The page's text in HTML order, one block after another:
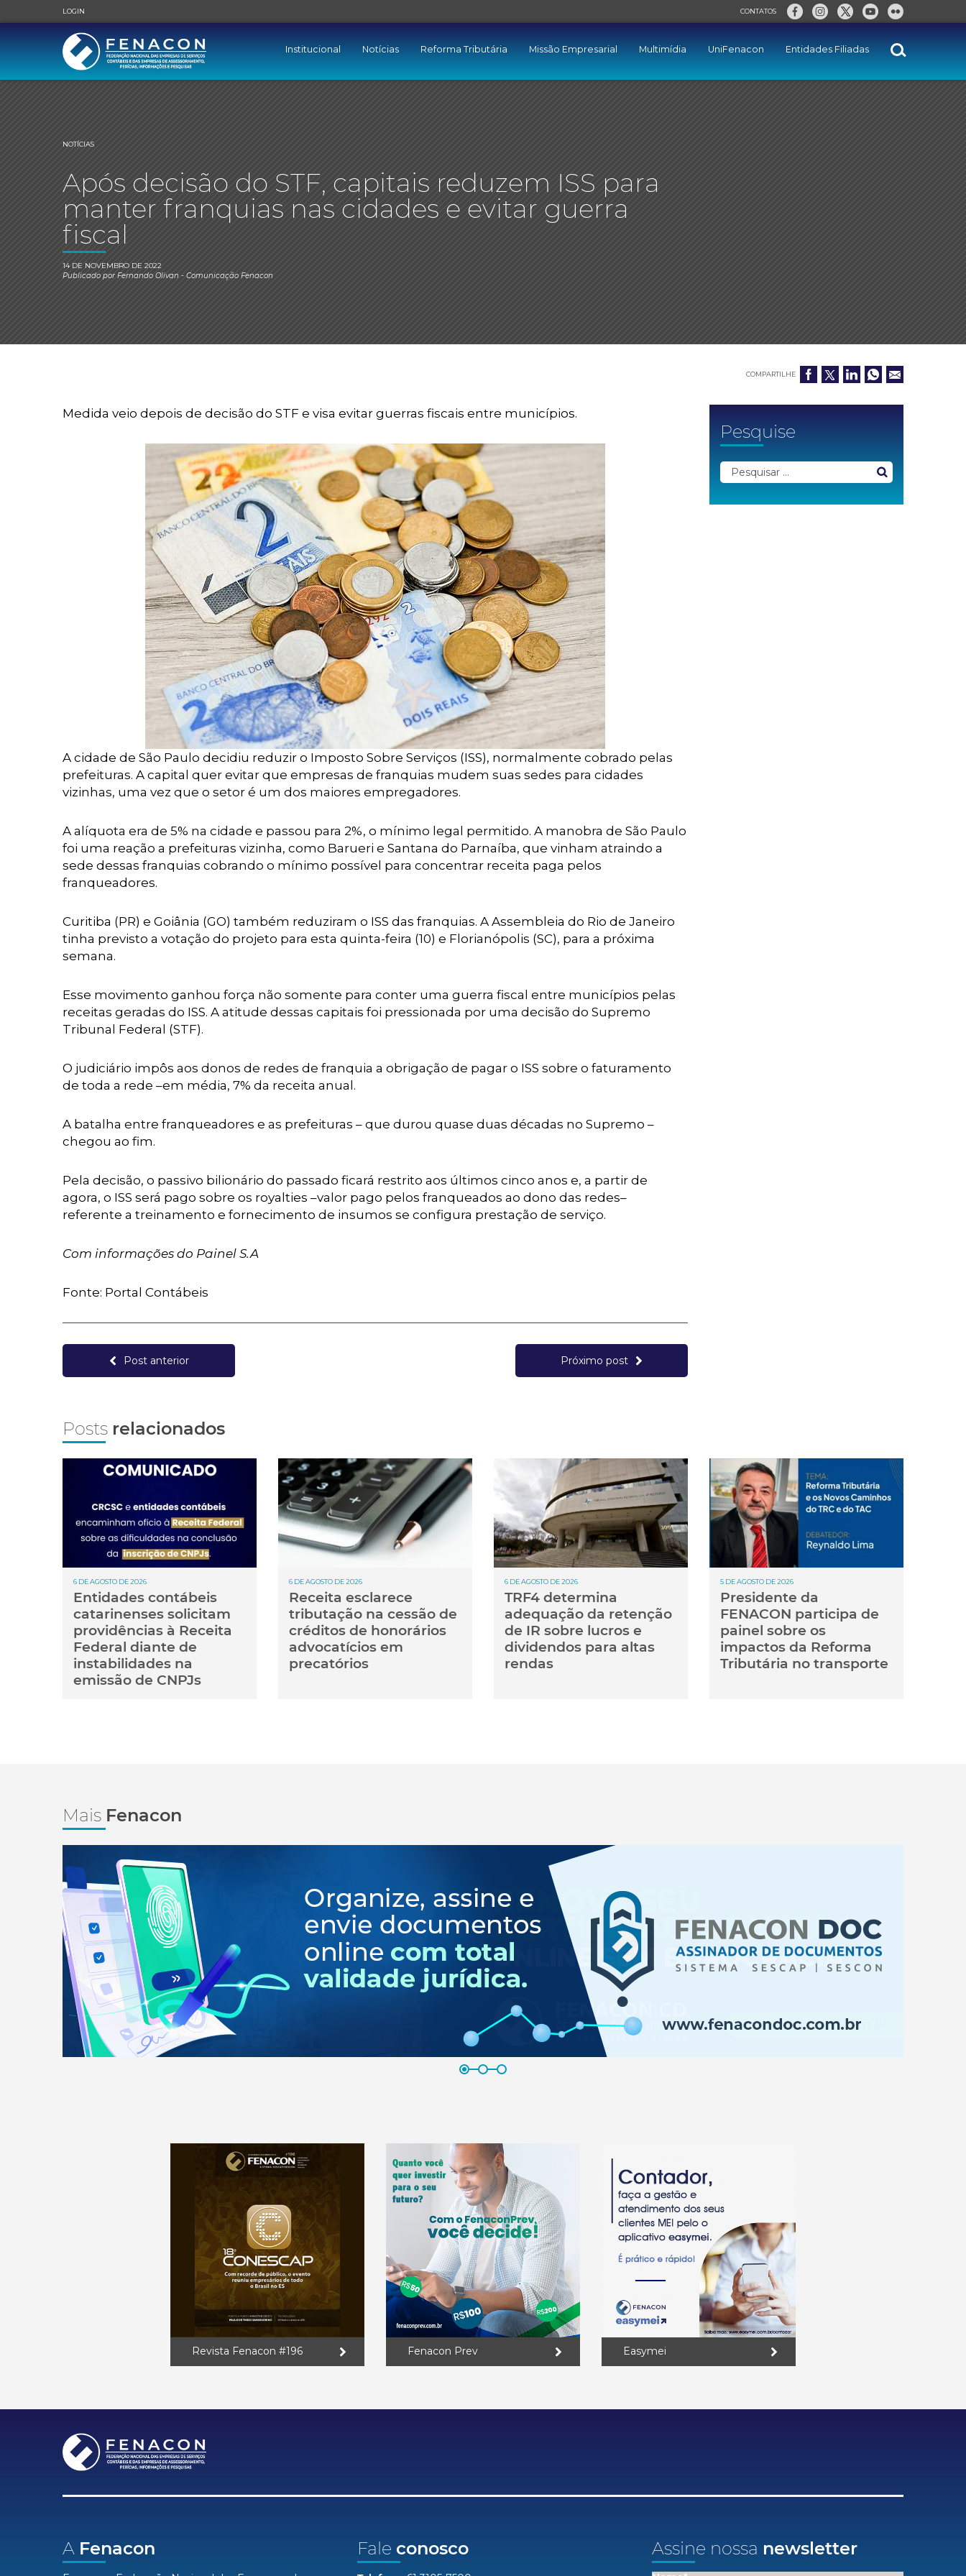
LOGIN CONTATOS
Institucional Notícias Reforma Tributária Missão Empresarial Multimídia UniFenacon Entidades Filiadas
NOTÍCIAS
Após decisão do STF, capitais reduzem ISS para
manter franquias nas cidades e evitar guerra
fiscal
14 DE NOVEMBRO DE 2022
Publicado porFernando Olivan- Comunicação Fenacon
COMPARTILHE
Medida veio depois de decisão do STF e visa evitar guerras fiscais entre municípios.
A cidade de São Paulo decidiu reduzir o Imposto Sobre Serviços (ISS), normalmente cobrado pelas
prefeituras. A capital quer evitar que empresas de franquias mudem suas sedes para cidades
vizinhas, uma vez que o setor é um dos maiores empregadores.
A alíquota era de 5% na cidade e passou para 2%, o mínimo legal permitido. A manobra de São Paulo
foi uma reação a prefeituras vizinha, como Barueri e Santana do Parnaíba, que vinham atraindo a
sede dessas franquias cobrando o mínimo possível para concentrar receita paga pelos
franqueadores.
Curitiba (PR) e Goiânia (GO) também reduziram o ISS das franquias. A Assembleia do Rio de Janeiro
tinha previsto a votação do projeto para esta quinta-feira (10) e Florianópolis (SC), para a próxima
semana.
Esse movimento ganhou força não somente para conter uma guerra fiscal entre municípios pelas
receitas geradas do ISS. A atitude dessas capitais foi pressionada por uma decisão do Supremo
Tribunal Federal (STF).
O judiciário impôs aos donos de redes de franquia a obrigação de pagar o ISS sobre o faturamento
de toda a rede –em média, 7% da receita anual.
A batalha entre franqueadores e as prefeituras – que durou quase duas décadas no Supremo –
chegou ao fim.
Pela decisão, o passivo bilionário do passado ficará restrito aos últimos cinco anos e, a partir de
agora, o ISS será pago sobre os royalties –valor pago pelos franqueados ao dono das redes–
referente a treinamento e fornecimento de insumos se configura prestação de serviço.
Com informações do Painel S.A
Fonte: Portal Contábeis
Post anterior Próximo post
Pesquise
Posts relacionados
6 DE AGOSTO DE 2026
Entidades contábeis
catarinenses solicitam
providências à Receita
Federal diante de
instabilidades na
emissão de CNPJs
6 DE AGOSTO DE 2026
Receita esclarece
tributação na cessão de
créditos de honorários
advocatícios em
precatórios
6 DE AGOSTO DE 2026
TRF4 determina
adequação da retenção
de IR sobre lucros e
dividendos para altas
rendas
5 DE AGOSTO DE 2026
Presidente da
FENACON participa de
painel sobre os
impactos da Reforma
Tributária no transporte
Mais Fenacon
Revista Fenacon #196 Fenacon Prev Easymei
A Fenacon Fale conosco Assine nossa newsletter